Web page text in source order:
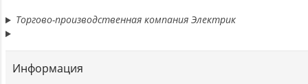
Торгово-производственная компания Электрик
Информация